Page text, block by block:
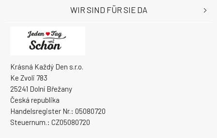
Krásná Každý Den s.r.o.
Ke Zvoli 783
25241 Dolní Břežany
Česká republika
Handelsregister Nr.: 05080720
Steuernum.: CZ05080720
WIR SIND FÜR SIE DA